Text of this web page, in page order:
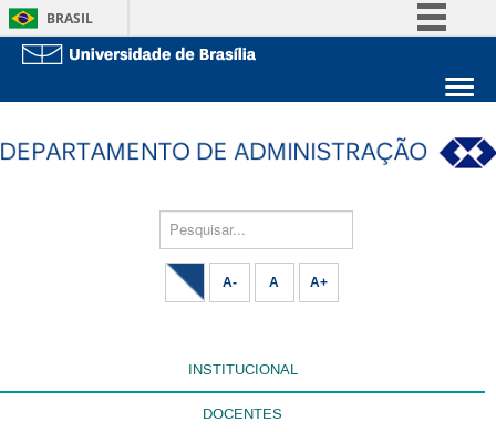
BRASIL
Acesso à informação
Unidades acadêmicas
Estude na UnB
Pesquisar...
A- A A+
INSTITUCIONAL
DOCENTES